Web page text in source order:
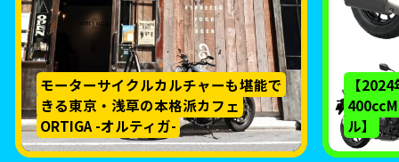
モーターサイクルカルチャーも堪能で
きる東京・浅草の本格派カフェ
ORTIGA -オルティガ-
【
ル】